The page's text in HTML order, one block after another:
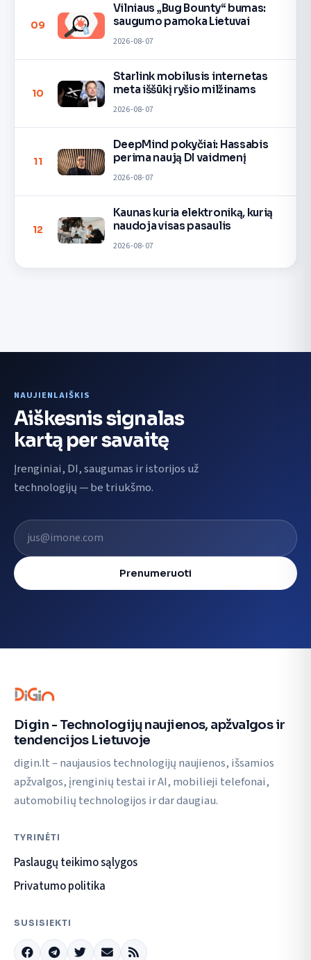
09
Vilniaus „Bug Bounty“ bumas:
saugumo pamoka Lietuvai
2026-08-07
10
Starlink mobilusis internetas
meta iššūkį ryšio milžinams
2026-08-07
11
DeepMind pokyčiai: Hassabis
perima naują DI vaidmenį
2026-08-07
12
Kaunas kuria elektroniką, kurią
naudoja visas pasaulis
2026-08-07
NAUJIENLAIŠKIS
Aiškesnis signalas
kartą per savaitę
Įrenginiai, DI, saugumas ir istorijos už
technologijų — be triukšmo.
El. pašto adresas
Prenumeruoti
Digin - Technologijų naujienos, apžvalgos ir
tendencijos Lietuvoje
digin.lt – naujausios technologijų naujienos, išsamios
apžvalgos, įrenginių testai ir AI, mobilieji telefonai,
automobilių technologijos ir dar daugiau.
TYRINĖTI
Paslaugų teikimo sąlygos
Privatumo politika
SUSISIEKTI